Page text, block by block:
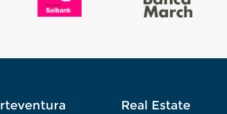
Real Estate